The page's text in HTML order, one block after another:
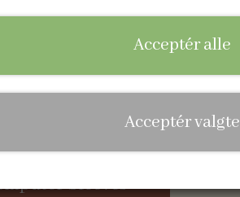
Sleeves
Acceptér alle
Acceptér valgte